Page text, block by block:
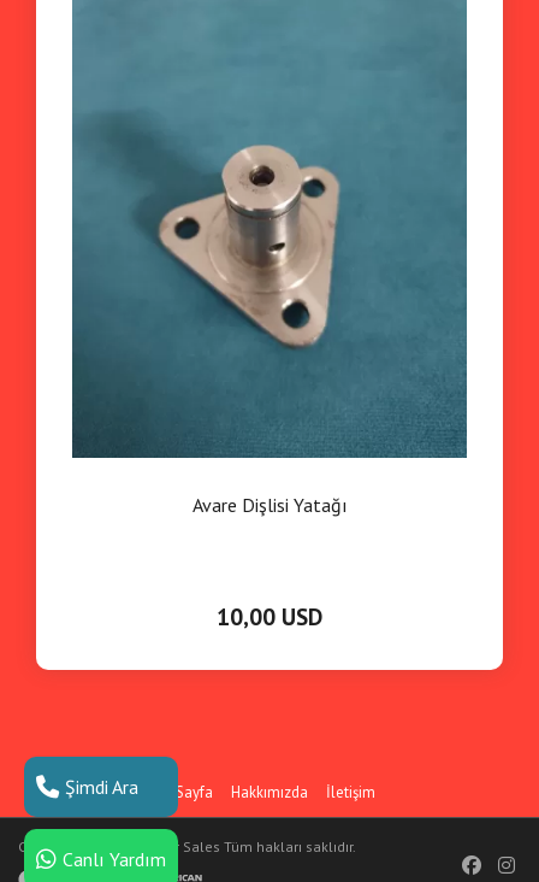
Avare Dişlisi Yatağı
10,00 USD
Ana Sayfa Hakkımızda İletişim
Copyright © Dizen Motor Sales Tüm hakları saklıdır.
Şimdi Ara
Canlı Yardım